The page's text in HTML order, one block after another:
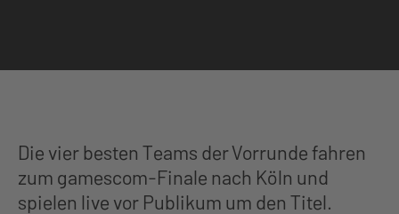
Die vier besten Teams der Vorrunde fahren
zum gamescom-Finale nach Köln und
spielen live vor Publikum um den Titel.